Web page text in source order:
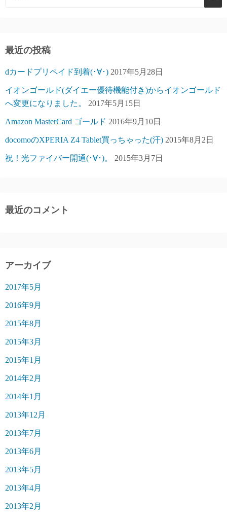
最近の投稿
dカードプリペイド到着(･∀･) 2017年5月28日
イオンゴールド(ダイエー優待機能付き)からイオンゴールド
へ変更になりました。
2017年5月15日
Amazon MasterCard ゴールド 2016年9月10日
docomoのXPERIA Z4 Tablet買っちゃった(汗) 2015年8月2日
祝！光ファイバー開通(･∀･)。 2015年3月7日
最近のコメント
アーカイブ
2017年5月
2016年9月
2015年8月
2015年3月
2015年1月
2014年2月
2014年1月
2013年12月
2013年7月
2013年6月
2013年5月
2013年4月
2013年2月